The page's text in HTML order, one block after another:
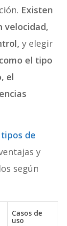
Existen
velocidad,
y elegir
el tipo
el
tipos de
y
según
Casos de
uso